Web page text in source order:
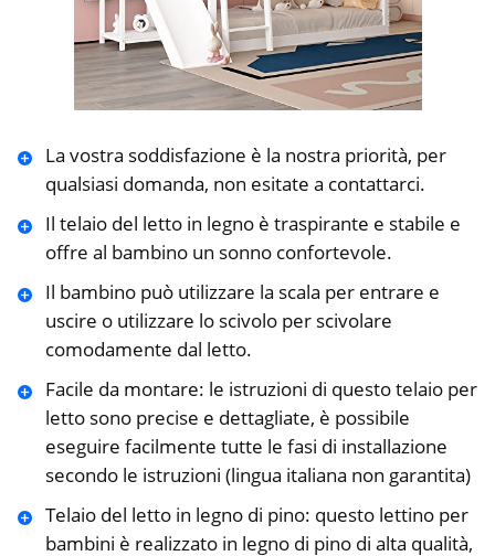
La vostra soddisfazione è la nostra priorità, per
qualsiasi domanda, non esitate a contattarci.
Il telaio del letto in legno è traspirante e stabile e
offre al bambino un sonno confortevole.
Il bambino può utilizzare la scala per entrare e
uscire o utilizzare lo scivolo per scivolare
comodamente dal letto.
Facile da montare: le istruzioni di questo telaio per
letto sono precise e dettagliate, è possibile
eseguire facilmente tutte le fasi di installazione
secondo le istruzioni (lingua italiana non garantita)
Telaio del letto in legno di pino: questo lettino per
bambini è realizzato in legno di pino di alta qualità,